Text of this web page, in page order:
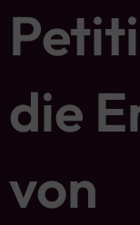
die
von